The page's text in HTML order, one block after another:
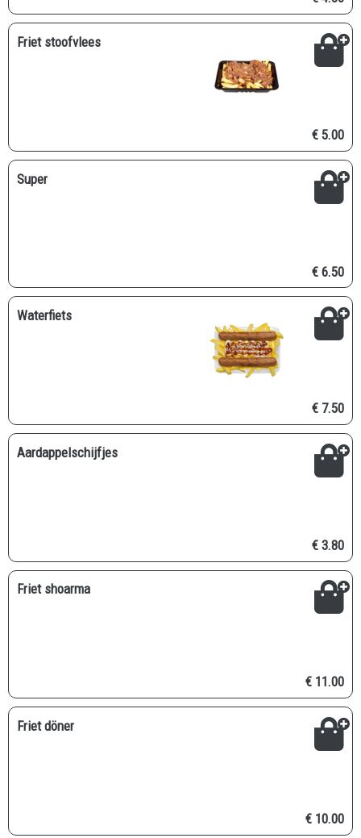
Friet stoofvlees
€ 5.00
Super
€ 6.50
Waterfiets
€ 7.50
Aardappelschijfjes
€ 3.80
Friet shoarma
€ 11.00
Friet döner
€ 10.00